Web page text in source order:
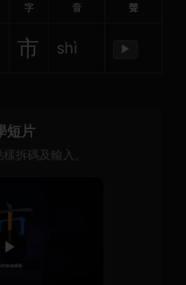
字
音
聲
市 shì ▶
短片
拆碼及輸入。
▶